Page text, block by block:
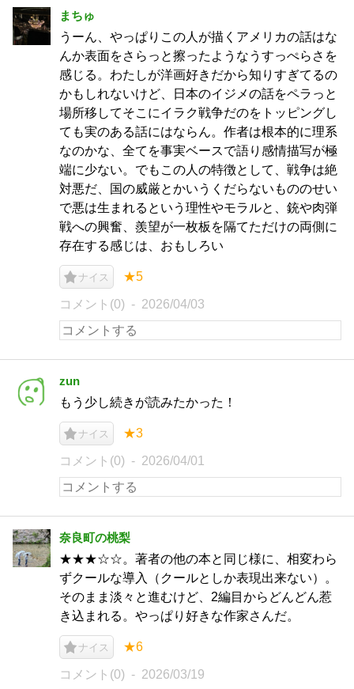
まちゅ
うーん、やっぱりこの人が描くアメリカの話はな
んか表面をさらっと擦ったようなうすっぺらさを
感じる。わたしが洋画好きだから知りすぎてるの
かもしれないけど、日本のイジメの話をペラっと
場所移してそこにイラク戦争だのをトッピングし
ても実のある話にはならん。作者は根本的に理系
なのかな、全てを事実ベースで語り感情描写が極
端に少ない。でもこの人の特徴として、戦争は絶
対悪だ、国の威厳とかいうくだらないもののせい
で悪は生まれるという理性やモラルと、銃や肉弾
戦への興奮、羨望が一枚板を隔てただけの両側に
存在する感じは、おもしろい
ナイス ★5
コメント(0) 2026/04/03
zun
もう少し続きが読みたかった！
ナイス ★3
コメント(0) 2026/04/01
奈良町の桃梨
★★★☆☆。著者の他の本と同じ様に、相変わら
ずクールな導入（クールとしか表現出来ない）。
そのまま淡々と進むけど、2編目からどんどん惹
き込まれる。やっぱり好きな作家さんだ。
ナイス ★6
コメント(0) 2026/03/19